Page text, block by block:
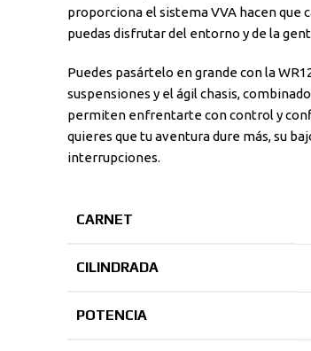
proporciona el sistema VVA hacen que
puedas disfrutar del entorno y de la
Puedes pasártelo en grande con la
suspensiones y el ágil chasis,
permiten enfrentarte con control y
quieres que tu aventura dure más, su
interrupciones.
CARNET
CILINDRADA
POTENCIA